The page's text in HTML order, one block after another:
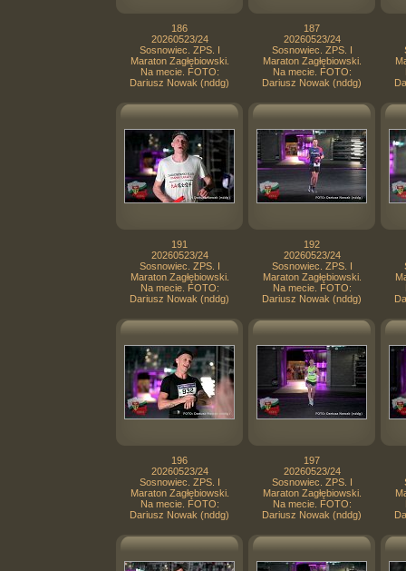
186
20260523/24
Sosnowiec. ZPS. I
Maraton Zagłębiowski.
Na mecie. FOTO:
Dariusz Nowak (nddg)
187
20260523/24
Sosnowiec. ZPS. I
Maraton Zagłębiowski.
Na mecie. FOTO:
Dariusz Nowak (nddg)
191
20260523/24
Sosnowiec. ZPS. I
Maraton Zagłębiowski.
Na mecie. FOTO:
Dariusz Nowak (nddg)
192
20260523/24
Sosnowiec. ZPS. I
Maraton Zagłębiowski.
Na mecie. FOTO:
Dariusz Nowak (nddg)
196
20260523/24
Sosnowiec. ZPS. I
Maraton Zagłębiowski.
Na mecie. FOTO:
Dariusz Nowak (nddg)
197
20260523/24
Sosnowiec. ZPS. I
Maraton Zagłębiowski.
Na mecie. FOTO:
Dariusz Nowak (nddg)